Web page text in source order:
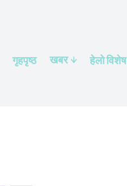
गृहपृष्ठ खबर हेलाे विशेष